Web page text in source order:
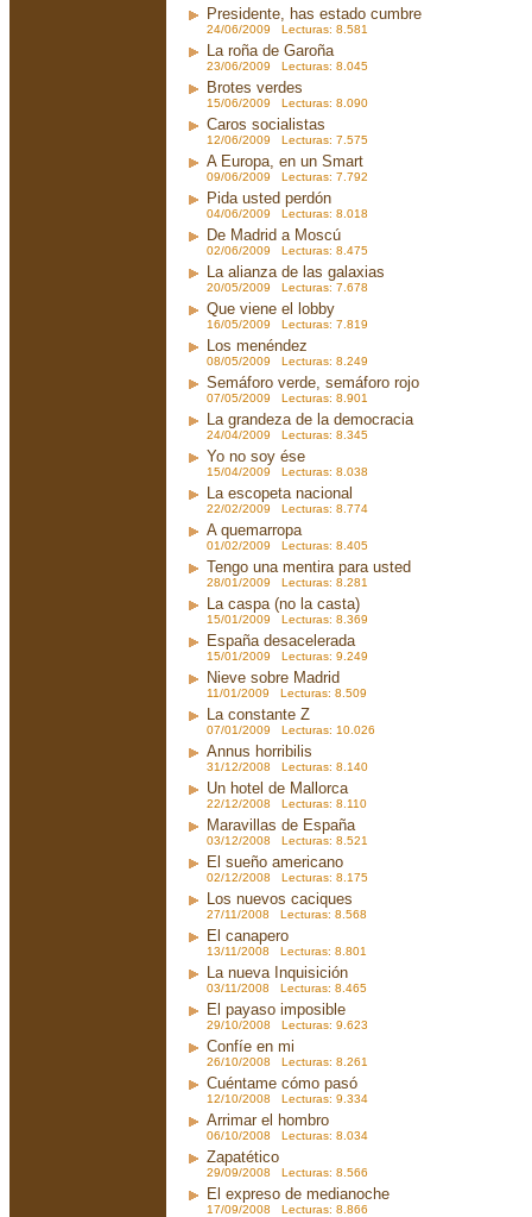
Presidente, has estado cumbre
24/06/2009 Lecturas: 8.581
La roña de Garoña
23/06/2009 Lecturas: 8.045
Brotes verdes
15/06/2009 Lecturas: 8.090
Caros socialistas
12/06/2009 Lecturas: 7.575
A Europa, en un Smart
09/06/2009 Lecturas: 7.792
Pida usted perdón
04/06/2009 Lecturas: 8.018
De Madrid a Moscú
02/06/2009 Lecturas: 8.475
La alianza de las galaxias
20/05/2009 Lecturas: 7.678
Que viene el lobby
16/05/2009 Lecturas: 7.819
Los menéndez
08/05/2009 Lecturas: 8.249
Semáforo verde, semáforo rojo
07/05/2009 Lecturas: 8.901
La grandeza de la democracia
24/04/2009 Lecturas: 8.345
Yo no soy ése
15/04/2009 Lecturas: 8.038
La escopeta nacional
22/02/2009 Lecturas: 8.774
A quemarropa
01/02/2009 Lecturas: 8.405
Tengo una mentira para usted
28/01/2009 Lecturas: 8.281
La caspa (no la casta)
15/01/2009 Lecturas: 8.369
España desacelerada
15/01/2009 Lecturas: 9.249
Nieve sobre Madrid
11/01/2009 Lecturas: 8.509
La constante Z
07/01/2009 Lecturas: 10.026
Annus horribilis
31/12/2008 Lecturas: 8.140
Un hotel de Mallorca
22/12/2008 Lecturas: 8.110
Maravillas de España
03/12/2008 Lecturas: 8.521
El sueño americano
02/12/2008 Lecturas: 8.175
Los nuevos caciques
27/11/2008 Lecturas: 8.568
El canapero
13/11/2008 Lecturas: 8.801
La nueva Inquisición
03/11/2008 Lecturas: 8.465
El payaso imposible
29/10/2008 Lecturas: 9.623
Confíe en mi
26/10/2008 Lecturas: 8.261
Cuéntame cómo pasó
12/10/2008 Lecturas: 9.334
Arrimar el hombro
06/10/2008 Lecturas: 8.034
Zapatético
29/09/2008 Lecturas: 8.566
El expreso de medianoche
17/09/2008 Lecturas: 8.866